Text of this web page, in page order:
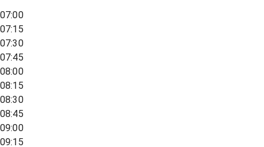
07:00
07:15
07:30
07:45
08:00
08:15
08:30
08:45
09:00
09:15